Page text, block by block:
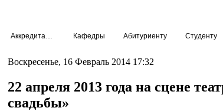
Кафедры Абитуриенту Студенту
Воскресенье, 16 Февраль 2014 17:32
22 апреля 2013 года на сцене
свадьбы»